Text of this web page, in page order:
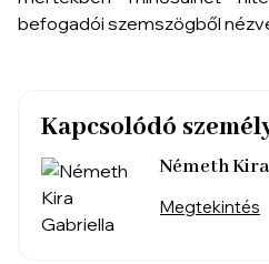
befogadói szemszögből
Kapcsolódó
Németh
Megtekintés